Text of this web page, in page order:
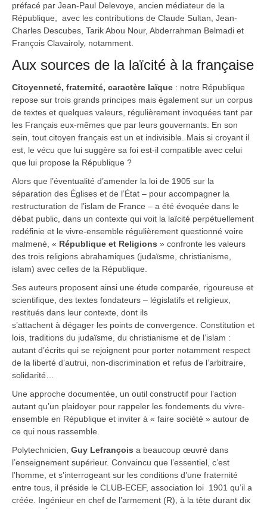
préfacé par Jean-Paul Delevoye, ancien médiateur de la
République, avec les contributions de Claude Sultan, Jean-
Charles Descubes, Tarik Abou Nour, Abderrahman Belmadi et
François Clavairoly, notamment.
Aux sources de la laïcité à la française
Citoyenneté, fraternité, caractère laïque : notre République
repose sur trois grands principes mais également sur un corpus
de textes et quelques valeurs, régulièrement invoquées tant par
les Français eux-mêmes que par leurs gouvernants. En son
sein, tout citoyen français est un et indivisible. Mais si croyant il
est, le vécu que lui suggère sa foi est-il compatible avec celui
que lui propose la République ?
Alors que l’éventualité d’amender la loi de 1905 sur la
séparation des Églises et de l’État – pour accompagner la
restructuration de l’islam de France – a été évoquée dans le
débat public, dans un contexte qui voit la laïcité perpétuellement
redéfinie et le vivre-ensemble régulièrement questionné voire
malmené, « République et Religions » confronte les valeurs
des trois religions abrahamiques (judaïsme, christianisme,
islam) avec celles de la République.
Ses auteurs proposent ainsi une étude comparée, rigoureuse et
scientifique, des textes fondateurs – législatifs et religieux,
restitués dans leur contexte, dont ils
s’attachent à dégager les points de convergence. Constitution et
lois, traditions du judaïsme, du christianisme et de l’islam :
autant d’écrits qui se rejoignent pour porter notamment respect
de la liberté d’autrui, non-discrimination et refus de l’arbitraire,
solidarité…
Une approche documentée, un outil constructif pour l’action
autant qu’un plaidoyer pour rappeler les fondements du vivre-
ensemble en République et inviter à « faire société » autour de
ce qui nous rassemble.
Polytechnicien, Guy Lefrançois a beaucoup œuvré dans
l’enseignement supérieur. Convaincu que l’essentiel, c’est
l’homme, et s’interrogeant sur les conditions d’une fraternité
entre tous, il préside le CLUB-ECEF, association loi 1901 qu’il a
créée. Ingénieur en chef de l’armement (R), à la tête durant dix